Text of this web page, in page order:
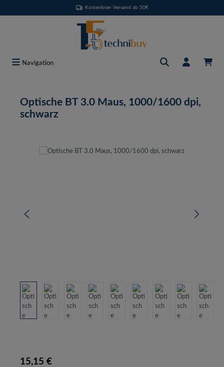
Kostenloser Versand ab 50€
Navigation
Optische BT 3.0 Maus, 1000/1600 dpi,
schwarz
Bildergalerie überspringen
15,15 €